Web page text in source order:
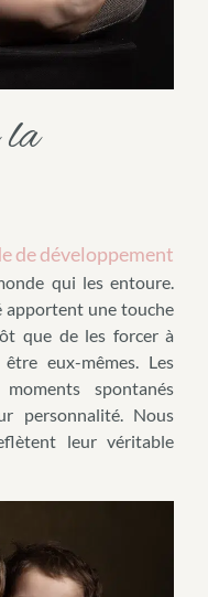
la
de développement
qui les entoure.
apportent une touche
que de les forcer à
eux-mêmes. Les
spontanés
personnalité. Nous
leur véritable